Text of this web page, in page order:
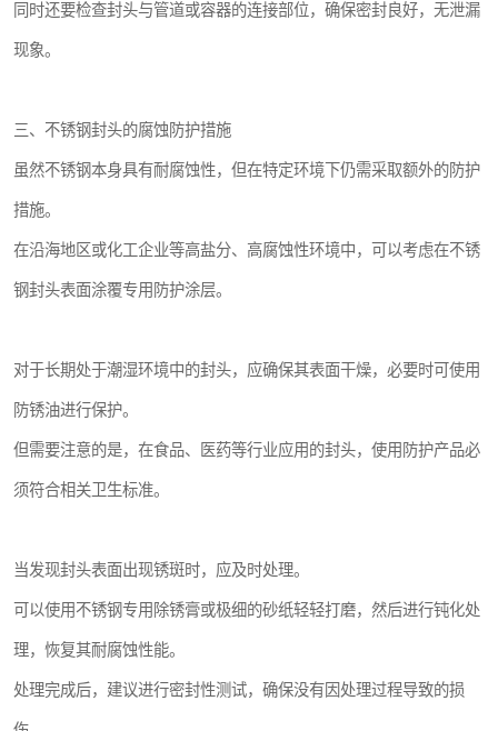
同时还要检查封头与管道或容器的连接部位，确保密封良好，无泄漏
现象。
三、不锈钢封头的腐蚀防护措施
虽然不锈钢本身具有耐腐蚀性，但在特定环境下仍需采取额外的防护
措施。
在沿海地区或化工企业等高盐分、高腐蚀性环境中，可以考虑在不锈
钢封头表面涂覆专用防护涂层。
对于长期处于潮湿环境中的封头，应确保其表面干燥，必要时可使用
防锈油进行保护。
但需要注意的是，在食品、医药等行业应用的封头，使用防护产品必
须符合相关卫生标准。
当发现封头表面出现锈斑时，应及时处理。
可以使用不锈钢专用除锈膏或极细的砂纸轻轻打磨，然后进行钝化处
理，恢复其耐腐蚀性能。
处理完成后，建议进行密封性测试，确保没有因处理过程导致的损